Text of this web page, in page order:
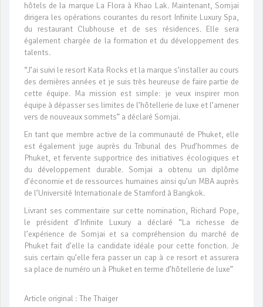
hôtels de la marque La Flora à Khao Lak. Maintenant, Somjai
dirigera les opérations courantes du resort Infinite Luxury Spa,
du restaurant Clubhouse et de ses résidences. Elle sera
également chargée de la formation et du développement des
talents.
“J’ai suivi le resort Kata Rocks et la marque s’installer au cours
des dernières années et je suis très heureuse de faire partie de
cette équipe. Ma mission est simple: je veux inspirer mon
équipe à dépasser ses limites de l’hôtellerie de luxe et l’amener
vers de nouveaux sommets” a déclaré Somjai.
En tant que membre active de la communauté de Phuket, elle
est également juge auprès du Tribunal des Prud’hommes de
Phuket, et fervente supportrice des initiatives écologiques et
du développement durable. Somjai a obtenu un diplôme
d’économie et de ressources humaines ainsi qu’un MBA auprès
de l’Université Internationale de Stamford à Bangkok.
Livrant ses commentaire sur cette nomination, Richard Pope,
le président d’Infinite Luxury a déclaré “La richesse de
l’expérience de Somjai et sa compréhension du marché de
Phuket fait d’elle la candidate idéale pour cette fonction. Je
suis certain qu’elle fera passer un cap à ce resort et assurera
sa place de numéro un à Phuket en terme d’hôtellerie de luxe”
Article original : The Thaiger